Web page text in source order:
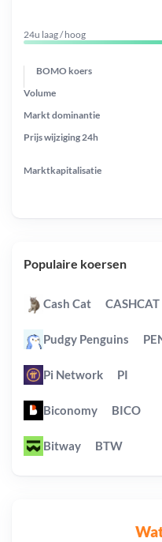
24u laag / hoog
BOMO koers
Prijs wijziging 24h
Markt dominantie
Marktkapitalisatie
Volume
Populaire koersen
Cash Cat CASHCAT
Pudgy Penguins
Pi Network PI
Biconomy BICO
Bitway BTW